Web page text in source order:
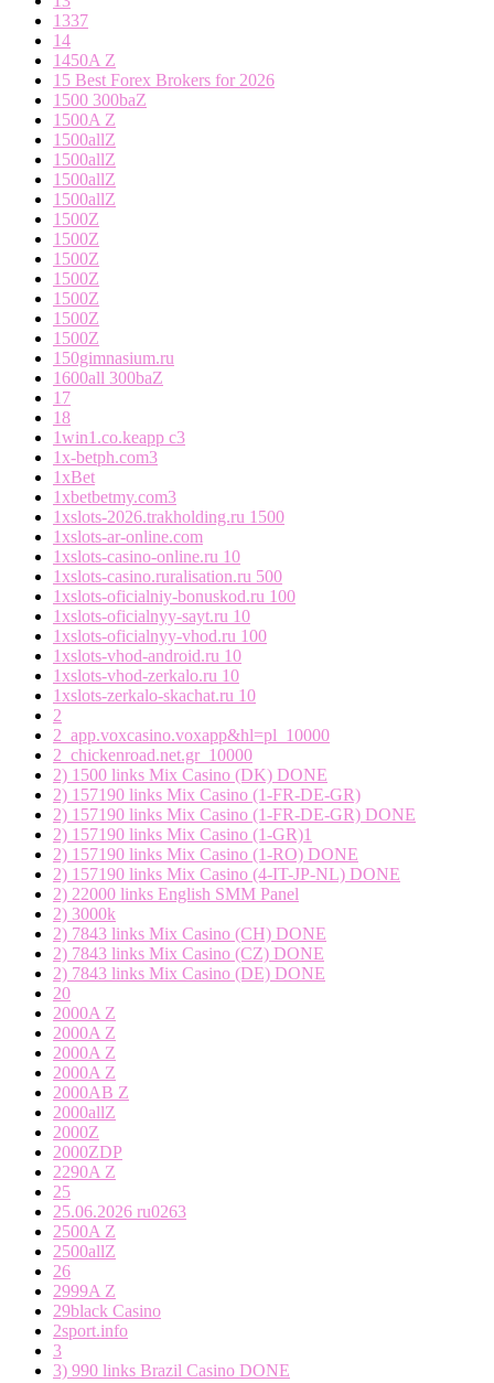
1337
14
1450A Z
15 Best Forex Brokers for 2026
1500 300baZ
1500A Z
1500allZ
1500allZ
1500allZ
1500allZ
1500Z
1500Z
1500Z
1500Z
1500Z
1500Z
1500Z
150gimnasium.ru
1600all 300baZ
17
18
1win1.co.keapp c3
1x-betph.com3
1xBet
1xbetbetmy.com3
1xslots-2026.trakholding.ru 1500
1xslots-ar-online.com
1xslots-casino-online.ru 10
1xslots-casino.ruralisation.ru 500
1xslots-oficialniy-bonuskod.ru 100
1xslots-oficialnyy-sayt.ru 10
1xslots-oficialnyy-vhod.ru 100
1xslots-vhod-android.ru 10
1xslots-vhod-zerkalo.ru 10
1xslots-zerkalo-skachat.ru 10
2
2_app.voxcasino.voxapp&hl=pl_10000
2_chickenroad.net.gr_10000
2) 1500 links Mix Casino (DK) DONE
2) 157190 links Mix Casino (1-FR-DE-GR)
2) 157190 links Mix Casino (1-FR-DE-GR) DONE
2) 157190 links Mix Casino (1-GR)1
2) 157190 links Mix Casino (1-RO) DONE
2) 157190 links Mix Casino (4-IT-JP-NL) DONE
2) 22000 links English SMM Panel
2) 3000k
2) 7843 links Mix Casino (CH) DONE
2) 7843 links Mix Casino (CZ) DONE
2) 7843 links Mix Casino (DE) DONE
20
2000A Z
2000A Z
2000A Z
2000A Z
2000AB Z
2000allZ
2000Z
2000ZDP
2290A Z
25
25.06.2026 ru0263
2500A Z
2500allZ
26
2999A Z
29black Casino
2sport.info
3
3) 990 links Brazil Casino DONE